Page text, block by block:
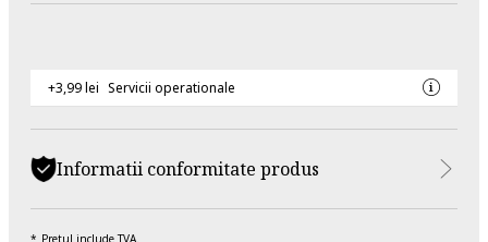
+3,99 lei Servicii operationale
Informatii conformitate produs
Pretul include TVA.